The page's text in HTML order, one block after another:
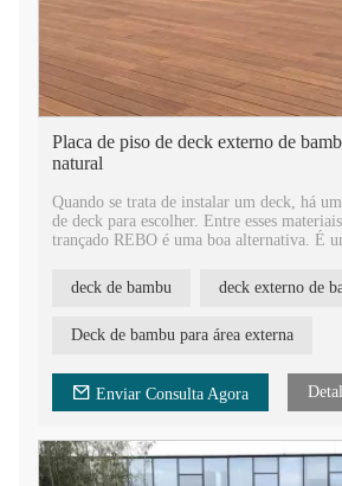
Placa de piso de deck externo de
natural
Quando se trata de instalar um deck, há
de deck para escolher. Entre esses
trançado REBO é uma boa alternativa. É
utilizado em jardins, gazebos, parques,
pérgolas, pátios, etc.
O piso externo de bambu trançado é muito
preferida em relação ao deck tradicional
características de alta durabilidade e alta
deck de bambu deck externo de
Deck de bambu para área externa
Enviar Consulta Agora